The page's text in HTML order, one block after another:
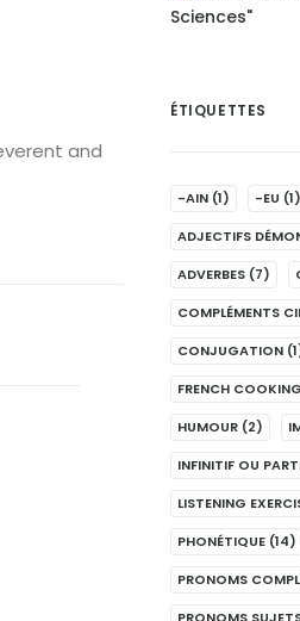
and
ÉTIQUETTES
-AIN (1) -EU (1)
ADJECTIFS
ADVERBES (7)
COMPLÉMENTS
CONJUGATION
FRENCH
HUMOUR (2)
INFINITIF OU
LISTENING
PHONÉTIQUE (14)
PRONOMS